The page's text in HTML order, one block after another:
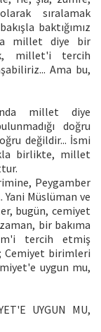
sıralamak
baktığımız
millet diye bir
millet'i tercih
Ama bu,
millet diye
doğru
değildir... İsmi
birlikte, millet
Peygamber
Müslüman ve
bugün, cemiyet
bir bakıma
tercih etmiş
Cemiyet birimleri
uygun mu,
UYGUN MU,